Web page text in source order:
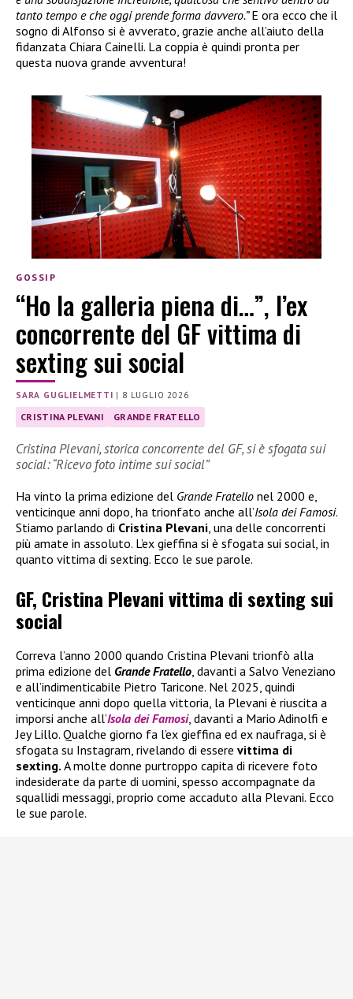
tanto tempo e che oggi prende forma davvero.”E ora ecco che il
sogno di Alfonso si è avverato, grazie anche all’aiuto della
fidanzata Chiara Cainelli. La coppia è quindi pronta per
questa nuova grande avventura!
GOSSIP
“Ho la galleria piena di…”, l’ex
concorrente del GF vittima di
sexting sui social
SARA GUGLIELMETTI | 8 LUGLIO 2026
CRISTINA PLEVANI GRANDE FRATELLO
Cristina Plevani, storica concorrente del GF, si è sfogata sui
social: “Ricevo foto intime sui social”
Ha vinto la prima edizione del Grande Fratello nel 2000 e,
venticinque anni dopo, ha trionfato anche all’Isola dei Famosi.
Stiamo parlando di Cristina Plevani , una delle concorrenti
più amate in assoluto. L’ex gieffina si è sfogata sui social, in
quanto vittima di sexting. Ecco le sue parole.
GF, Cristina Plevani vittima di sexting sui
social
Correva l’anno 2000 quando Cristina Plevani trionfò alla
prima edizione del Grande Fratello , davanti a Salvo Veneziano
e all’indimenticabile Pietro Taricone. Nel 2025, quindi
venticinque anni dopo quella vittoria, la Plevani è riuscita a
imporsi anche all’Isola dei Famosi, davanti a Mario Adinolfi e
Jey Lillo. Qualche giorno fa l’ex gieffina ed ex naufraga, si è
sfogata su Instagram, rivelando di essere vittima di
sexting. A molte donne purtroppo capita di ricevere foto
indesiderate da parte di uomini, spesso accompagnate da
squallidi messaggi, proprio come accaduto alla Plevani. Ecco
le sue parole.